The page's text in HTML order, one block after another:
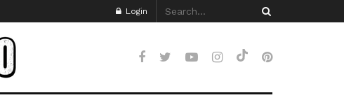
Login